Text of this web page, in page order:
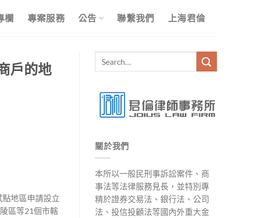
欄 專案服務 公告 聯繫我們 上海君倫
戶的地
地區申請設立
區等21個市轄
關於我們
本所以一般民刑事訴訟案件、商
事法等法律服務見長，並特別專
精於證券交易法、銀行法、公司
法、投信投顧法等國內外重大金